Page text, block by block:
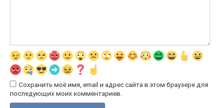
Сохранить моё имя, email и адрес сайта в этом браузере для
последующих моих комментариев.